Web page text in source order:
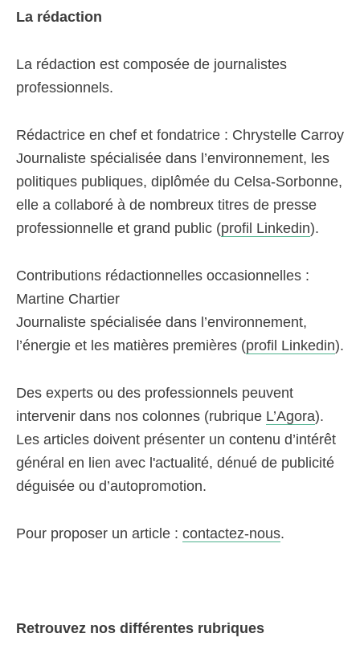
La rédaction
La rédaction est composée de journalistes
professionnels.
Rédactrice en chef et fondatrice : Chrystelle Carroy
Journaliste spécialisée dans l’environnement, les
politiques publiques, diplômée du Celsa-Sorbonne,
elle a collaboré à de nombreux titres de presse
professionnelle et grand public (profil Linkedin).
Contributions rédactionnelles occasionnelles :
Martine Chartier
Journaliste spécialisée dans l’environnement,
l’énergie et les matières premières (profil Linkedin).
Des experts ou des professionnels peuvent
intervenir dans nos colonnes (rubrique L’Agora).
Les articles doivent présenter un contenu d’intérêt
général en lien avec l'actualité, dénué de publicité
déguisée ou d’autopromotion.
Pour proposer un article : contactez-nous.
Retrouvez nos différentes rubriques